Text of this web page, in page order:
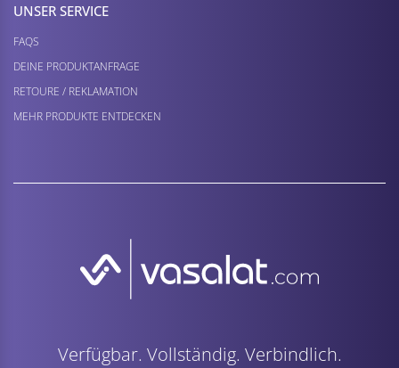
UNSER SERVICE
FAQS
DEINE PRODUKTANFRAGE
RETOURE / REKLAMATION
MEHR PRODUKTE ENTDECKEN
Verfügbar. Vollständig. Verbindlich.